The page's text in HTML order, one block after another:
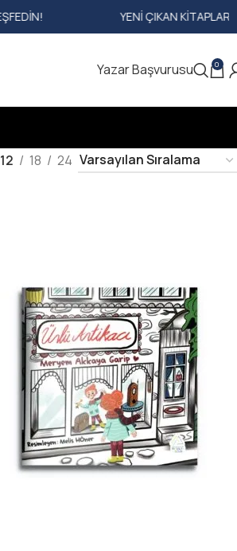
YENI ÇIKAN KITAPLARIMIZI KEŞFEDIN!
Yazar Başvurusu 0
12 18 24